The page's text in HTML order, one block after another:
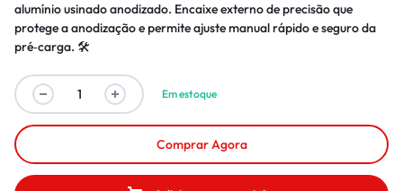
alumínio usinado anodizado. Encaixe externo de precisão que
protege a anodização e permite ajuste manual rápido e seguro da
pré‑carga. 🛠️
Em estoque
Comprar Agora